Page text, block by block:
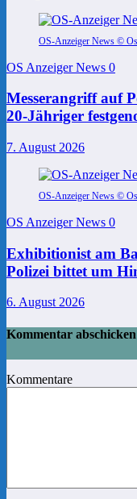
OS-Anzeiger News ©
OS Anzeiger News 0
Messerangriff auf
20-Jähriger
7. August 2026
OS-Anzeiger News ©
OS Anzeiger News 0
Exhibitionist am
Polizei bittet um
6. August 2026
Kommentar abschicken
Kommentare